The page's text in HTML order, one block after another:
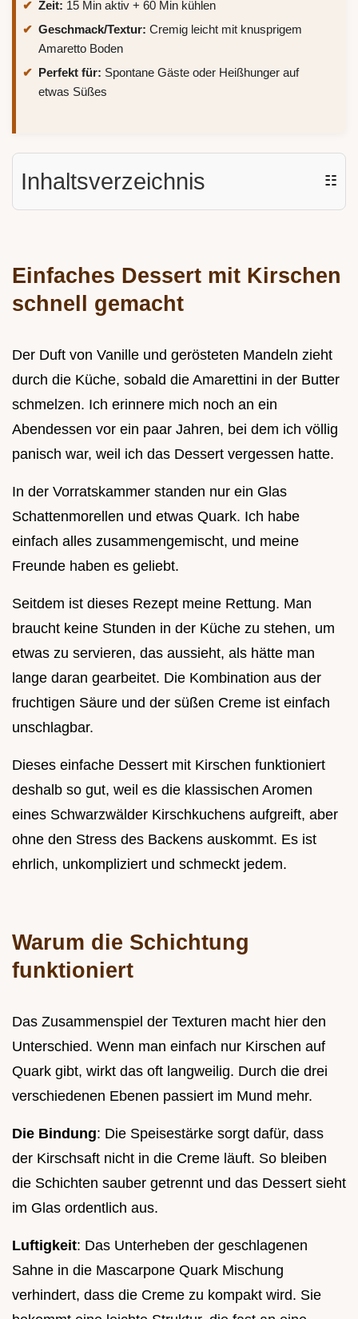
Zeit: 15 Min aktiv + 60 Min kühlen
Geschmack/Textur: Cremig leicht mit knusprigem
Amaretto Boden
Perfekt für: Spontane Gäste oder Heißhunger auf
etwas Süßes
Inhaltsverzeichnis ☷
Einfaches Dessert mit Kirschen
schnell gemacht
Der Duft von Vanille und gerösteten Mandeln zieht
durch die Küche, sobald die Amarettini in der Butter
schmelzen. Ich erinnere mich noch an ein
Abendessen vor ein paar Jahren, bei dem ich völlig
panisch war, weil ich das Dessert vergessen hatte.
In der Vorratskammer standen nur ein Glas
Schattenmorellen und etwas Quark. Ich habe
einfach alles zusammengemischt, und meine
Freunde haben es geliebt.
Seitdem ist dieses Rezept meine Rettung. Man
braucht keine Stunden in der Küche zu stehen, um
etwas zu servieren, das aussieht, als hätte man
lange daran gearbeitet. Die Kombination aus der
fruchtigen Säure und der süßen Creme ist einfach
unschlagbar.
Dieses einfache Dessert mit Kirschen funktioniert
deshalb so gut, weil es die klassischen Aromen
eines Schwarzwälder Kirschkuchens aufgreift, aber
ohne den Stress des Backens auskommt. Es ist
ehrlich, unkompliziert und schmeckt jedem.
Warum die Schichtung
funktioniert
Das Zusammenspiel der Texturen macht hier den
Unterschied. Wenn man einfach nur Kirschen auf
Quark gibt, wirkt das oft langweilig. Durch die drei
verschiedenen Ebenen passiert im Mund mehr.
Die Bindung: Die Speisestärke sorgt dafür, dass
der Kirschsaft nicht in die Creme läuft. So bleiben
die Schichten sauber getrennt und das Dessert sieht
im Glas ordentlich aus.
Luftigkeit: Das Unterheben der geschlagenen
Sahne in die Mascarpone Quark Mischung
verhindert, dass die Creme zu kompakt wird. Sie